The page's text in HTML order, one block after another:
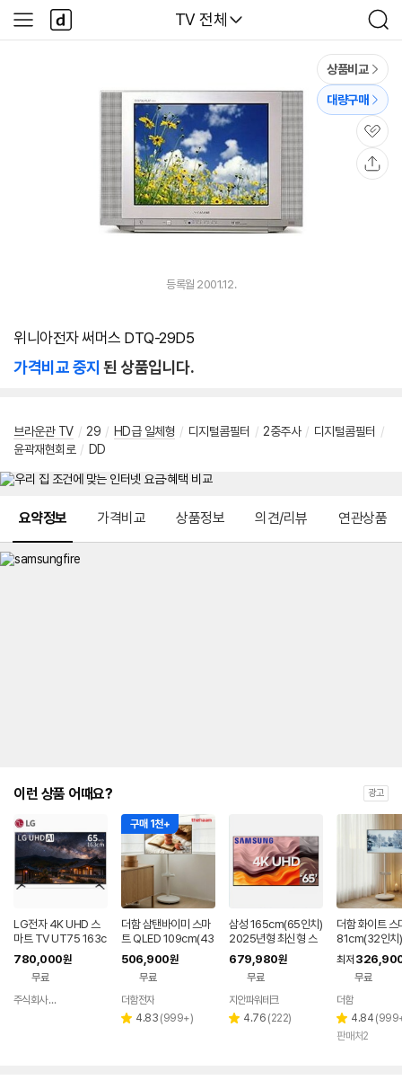
다나와
TV 전체
검
색
사
이
다
나
와
상품비교
대량구매
관
심
등록월 2001.12.
위니아전자 써머스 DTQ-29D5
가격비교 중지 된 상품입니다.
브라운관 TV / 29 / HD급 일체형 / 디지털콤필터 / 2중주사 / 디지털콤필터 /
윤곽재현회로 / DD
요약정보 가격비교 상품정보 의견/리뷰 연관상품
이런 상품 어때요? 광고
LG전자 4K UHD 스
마트 TV UT75 163c
m(65인치), 스탠드
780,000원
무료
주식회사 티에스글로벌 TS
구매 1천+
더함 삼탠바이미 스마
트 QLED 109cm(43
인치), 라이트, 이동식
스탠드
506,900원
무료
더함전자
별 4.83 리
(999+)
삼성 165cm(65인치)
2025년형 최신형 스
마트 4K UHD TV 65
U8000 스탠드 기본
설치
679,980원
무료
지안파워테크
별 4.76 리
(222)
더함 화이트
81cm(32인치
5.0 QLED 이
최저
무료
더함
별
점
4.84 리
(
판매처2